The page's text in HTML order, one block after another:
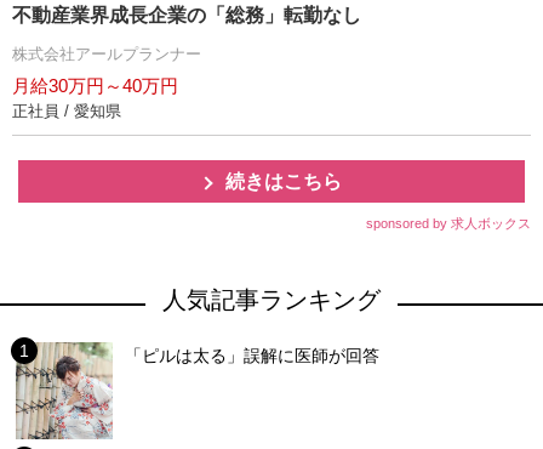
不動産業界成長企業の「総務」転勤なし
株式会社アールプランナー
月給30万円～40万円
正社員 / 愛知県
続きはこちら
sponsored by 求人ボックス
人気記事ランキング
「ピルは太る」誤解に医師が回答